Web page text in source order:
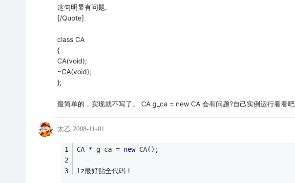
这句明显有问题.
[/Quote]
class CA
{
CA(void);
~CA(void);
};
最简单的，实现就不写了。 CA g_ca = new CA 会有问题?自己实例运行看看吧
太乙 2008-11-01
CA * g_ca = new CA();
lz最好贴全代码！